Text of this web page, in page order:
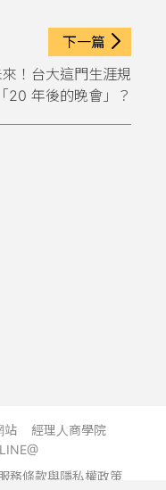
下一篇
！台大這門生涯規
20 年後的晚會」？
站
經理人商學院
務條款與隱私權政策